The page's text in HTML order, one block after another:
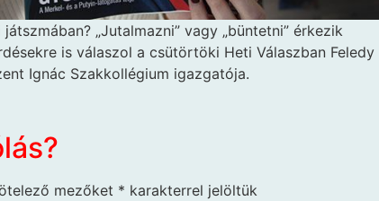
„Jutalmazni” vagy „büntetni” érkezik
is válaszol a csütörtöki Heti Válaszban Feledy
Ignác Szakkollégium igazgatója.
mezőket * karakterrel jelöltük